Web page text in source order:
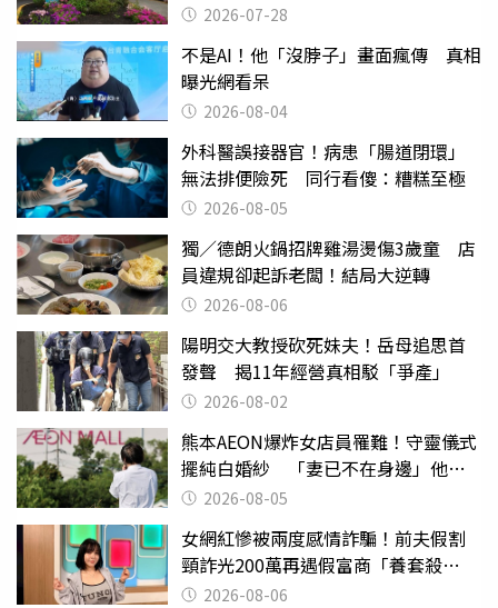
2026-07-28
不是AI！他「沒脖子」畫面瘋傳 真相
曝光網看呆
2026-08-04
外科醫誤接器官！病患「腸道閉環」
無法排便險死 同行看傻：糟糕至極
2026-08-05
獨／德朗火鍋招牌雞湯燙傷3歲童 店
員違規卻起訴老闆！結局大逆轉
2026-08-06
陽明交大教授砍死妹夫！岳母追思首
發聲 揭11年經營真相駁「爭產」
2026-08-02
熊本AEON爆炸女店員罹難！守靈儀式
擺純白婚紗 「妻已不在身邊」他淚
喊：無法想像
2026-08-05
女網紅慘被兩度感情詐騙！前夫假割
頸詐光200萬再遇假富商「養套殺
2000萬」
2026-08-06